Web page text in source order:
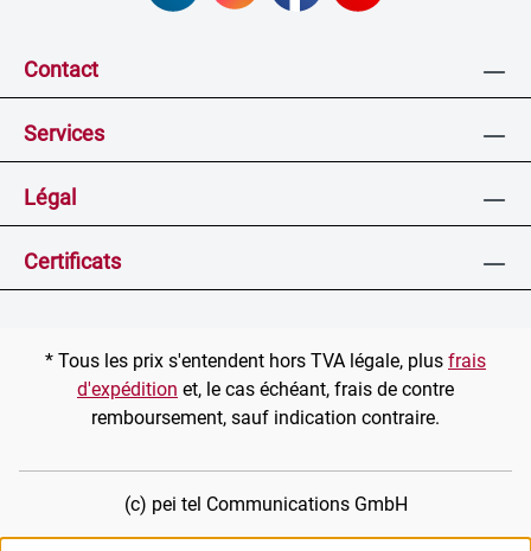
Contact
Services
Légal
Certificats
* Tous les prix s'entendent hors TVA légale, plus frais
d'expédition et, le cas échéant, frais de contre
remboursement, sauf indication contraire.
(c) pei tel Communications GmbH